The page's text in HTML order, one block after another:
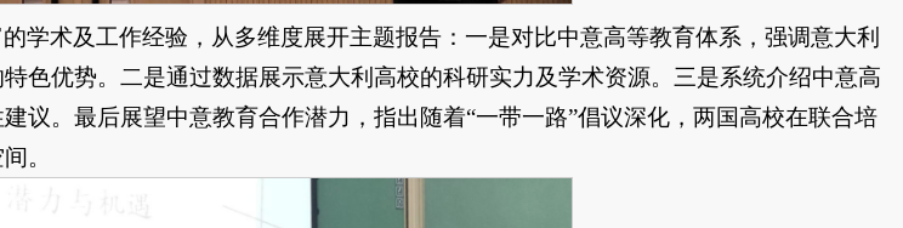
学术及工作经验，从多维度展开主题报告：一是对比中意高等教育体系，强调意大利
色优势。二是通过数据展示意大利高校的科研实力及学术资源。三是系统介绍中意高
议。最后展望中意教育合作潜力，指出随着“一带一路”倡议深化，两国高校在联合培
。